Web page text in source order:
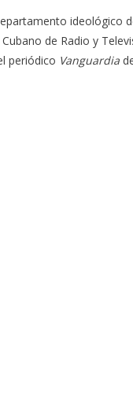
ideológico
de Radio y
periódico Vanguardia